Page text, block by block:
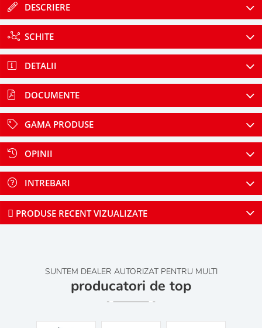
DESCRIERE
SCHITE
DETALII
DOCUMENTE
GAMA PRODUSE
OPINII
INTREBARI
PRODUSE RECENT VIZUALIZATE
SUNTEM DEALER AUTORIZAT PENTRU MULTI
producatori de top